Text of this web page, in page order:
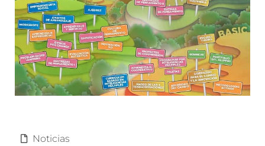
Noticias